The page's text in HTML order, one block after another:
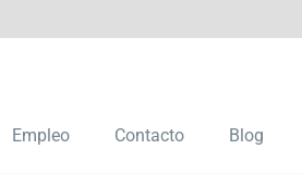
Empleo Contacto Blog